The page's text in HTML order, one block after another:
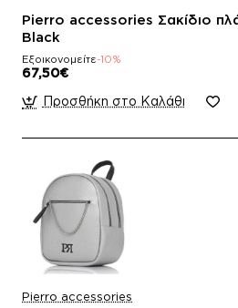
Pierro accessories Σακίδιο
Black
Εξοικονομείτε-10%
67,50€
Προσθήκη στο Καλάθι
Pierro accessories